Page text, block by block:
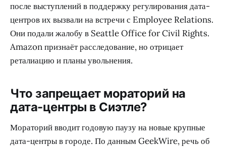
после выступлений в поддержку регулирования дата-
центров их вызвали на встречи с Employee Relations.
Они подали жалобу в Seattle Office for Civil Rights.
Amazon признаёт расследование, но отрицает
реталиацию и планы увольнения.
Что запрещает мораторий на
дата-центры в Сиэтле?
Мораторий вводит годовую паузу на новые крупные
дата-центры в городе. По данным GeekWire, речь об